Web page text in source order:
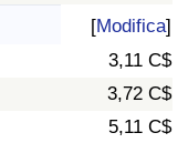
[Modifica]
3,11 C$
3,72 C$
5,11 C$